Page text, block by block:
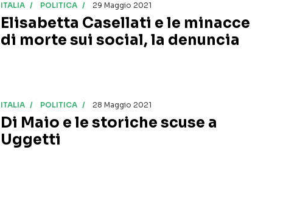
ITALIA POLITICA 29 Maggio 2021
Elisabetta Casellati e le minacce
di morte sui social, la denuncia
ITALIA POLITICA 28 Maggio 2021
Di Maio e le storiche scuse a
Uggetti